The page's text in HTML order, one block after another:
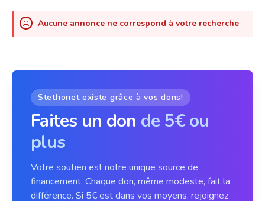
Aucune annonce ne correspond à votre recherche
Stethonet existe grâce à vos dons!
Faites un don de 5€ ou
plus
Votre soutien est notre unique source de
financement. Chaque don, même modeste, fait la
différence. Si 5€ est dans vos moyens, rejoignez